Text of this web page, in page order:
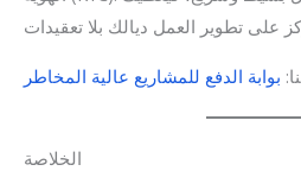
بوابة الدفع للمشاريع عالية المخاطر
الخلاصة